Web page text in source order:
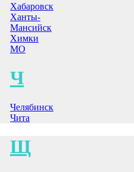
Хабаровск
Ханты-
Мансийск
Химки
МО
Ч
Челябинск
Чита
Щ